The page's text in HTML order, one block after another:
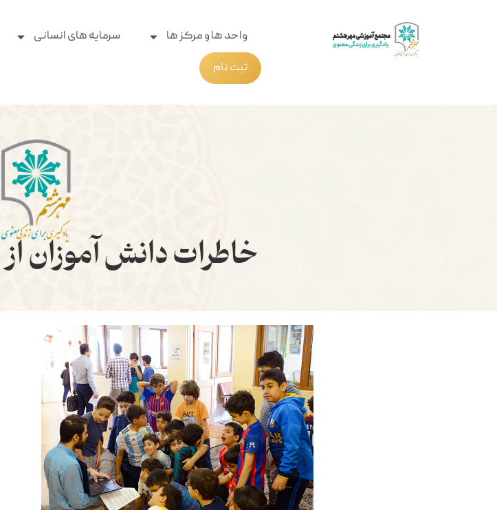
واحد ها و مرکز ها سرمایه های انسانی
ثبت نام
خاطرات دانش آموزان